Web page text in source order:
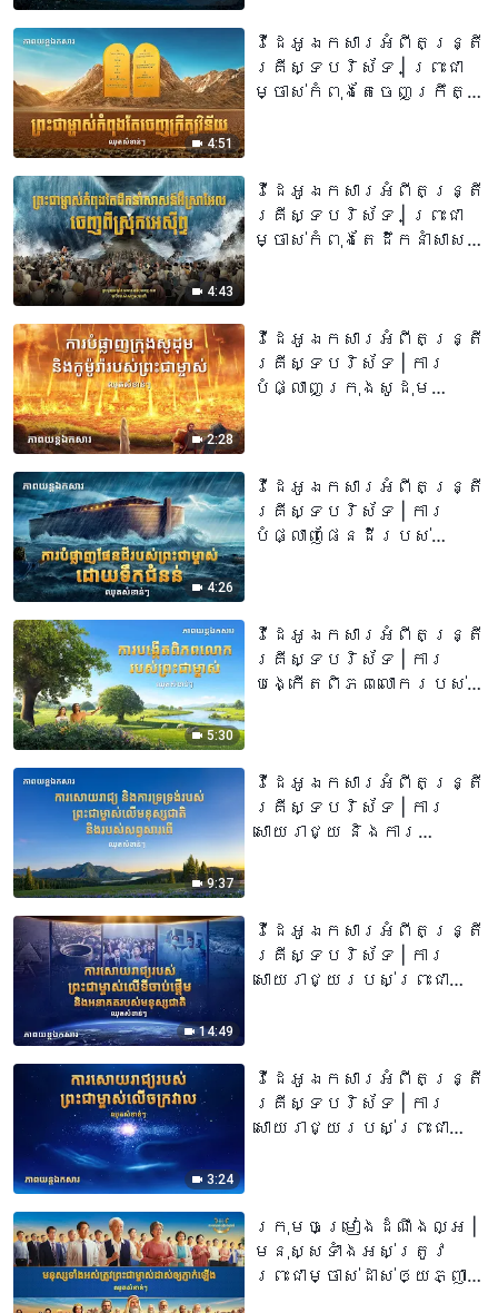
4:51
វីដេអូឯកសារអំពីតន្រ្តី
គ្រីស្ទបរិស័ទ | ព្រះជា
ម្ចាស់កំពុងតែចេញក្រឹត្យ
4:43
វីដេអូឯកសារអំពីតន្រ្តី
គ្រីស្ទបរិស័ទ | ព្រះជា
ម្ចាស់កំពុងតែដឹកនាំសាសន៍
2:28
វីដេអូឯកសារអំពីតន្រ្តី
គ្រីស្ទបរិស័ទ | ការ
បំផ្លាញក្រុងសូដុម
4:26
វីដេអូឯកសារអំពីតន្រ្តី
គ្រីស្ទបរិស័ទ | ការ
បំផ្លាញផែនដីរបស់
5:30
វីដេអូឯកសារអំពីតន្រ្តី
គ្រីស្ទបរិស័ទ | ការ
បង្កើតពិភពលោករបស់
9:37
វីដេអូឯកសារអំពីតន្រ្តី
គ្រីស្ទបរិស័ទ | ការ
សោយរាជ្យ និងការ
វីដេអូសំខាន់ៗ)
14:49
វីដេអូឯកសារអំពីតន្រ្តី
គ្រីស្ទបរិស័ទ | ការ
សោយរាជ្យរបស់ព្រះជា
3:24
វីដេអូឯកសារអំពីតន្រ្តី
គ្រីស្ទបរិស័ទ | ការ
សោយរាជ្យរបស់ព្រះជា
ក្រុមចម្រៀងដំណឹងល្អ |
មនុស្សទាំងអស់ត្រូវ
ព្រះជាម្ចាស់ដាស់ឲ្យភ្ញាក់